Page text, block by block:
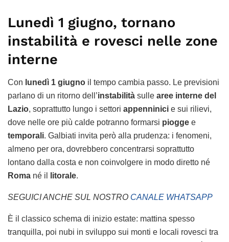
Lunedì 1 giugno, tornano
instabilità e rovesci nelle zone
interne
Con lunedì 1 giugno il tempo cambia passo. Le previsioni
parlano di un ritorno dell’instabilità sulle aree interne del
Lazio, soprattutto lungo i settori appenninici e sui rilievi,
dove nelle ore più calde potranno formarsi piogge e
temporali. Galbiati invita però alla prudenza: i fenomeni,
almeno per ora, dovrebbero concentrarsi soprattutto
lontano dalla costa e non coinvolgere in modo diretto né
Roma né il litorale.
SEGUICI ANCHE SUL NOSTRO CANALE WHATSAPP
È il classico schema di inizio estate: mattina spesso
tranquilla, poi nubi in sviluppo sui monti e locali rovesci tra